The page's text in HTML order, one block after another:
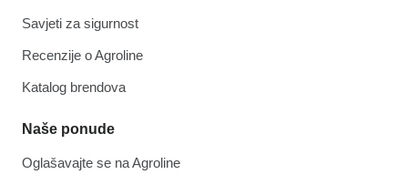
Savjeti za sigurnost
Recenzije o Agroline
Katalog brendova
Naše ponude
Oglašavajte se na Agroline